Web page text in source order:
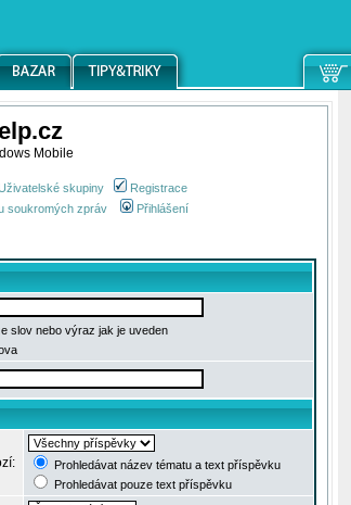
Mobile
skupiny
Registrace
soukromých zpráv Přihlášení
slov nebo výraz jak je uveden
Prohledávat název tématu a text příspěvku
Prohledávat pouze text příspěvku